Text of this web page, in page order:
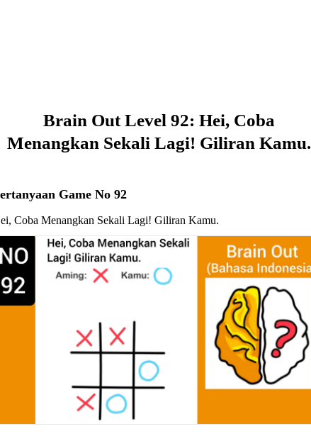
Brain Out Level 92: Hei, Coba
Menangkan Sekali Lagi! Giliran Kamu.
Game No 92
Coba Menangkan Sekali Lagi! Giliran Kamu.